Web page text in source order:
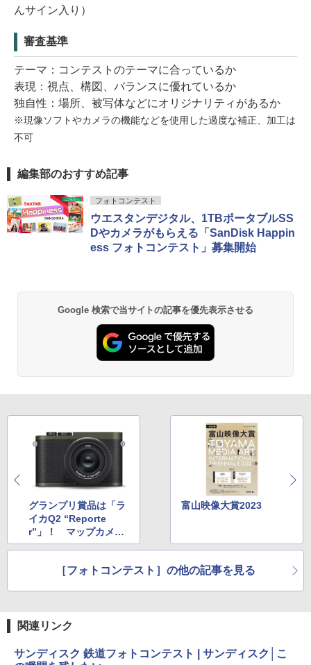
んサイン入り）
審査基準
テーマ：コンテストのテーマに合っているか
表現：視点、構図、バランスに優れているか
独自性：場所、被写体などにオリジナリティがあるか
※現像ソフトやカメラの機能などを使用した過度な補正、加工は
不可
編集部のおすすめ記事
フォトコンテスト
ウエスタンデジタル、1TBポータブルSS
Dやカメラがもらえる「SanDisk Happin
ess フォトコンテスト」募集開始
Google 検索で当サイトの記事を優先表示させる
グランプリ賞品は「ラ
イカQ2 “Reporte
r”」！ マップカメラ
がライカブティック10
コンテストを開催
富山映像大賞2023
［フォトコンテスト］の他の記事を見る
関連リンク
サンディスク 鉄道フォトコンテスト | サンディスク│こ